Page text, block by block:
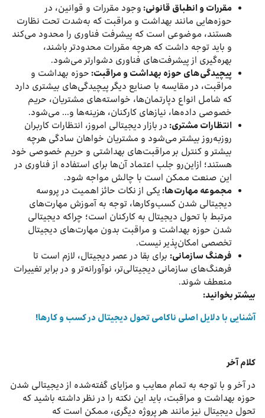
مقررات و انطباق قانونی: وجود مقررات و قوانین، در
حوزه‌هایی مانند بهداشت و مراقبت که به‌شدت تحت نظارت
هستند، موضوعی است که پیشرفت فناوری را محدود می‌کند
و باید توجه داشت که هرچه مقررات محدودتر باشند،
بهره‌گیری از پیشرفت‌های فناوری دشوارتر می‌شود.
پیچیدگی‌های حوزه بهداشت و مراقبت: حوزه بهداشت و
مراقبت، در مقایسه با صنایع دیگر پیچیدگی‌های بیشتری دارد
که شامل انواع دپارتمان‌ها، خواسته‌های مشتریان، حریم
خصوصی داده‌ها، نیازهای کارکنان، هزینه‌ها و… می‌شود.
انتظارات مشتری: در بازار دیجیتالی امروز، انتظارات کاربران
روزبه‌روز بیشتر می‌شود و مشتریان خواهان سادگی هرچه
بیشتر و کنترل بر مراقبت‌های بهداشتی و حریم خصوصی خود
هستند؛ ازاین‌رو جلب اعتماد آن‌ها برای استفاده از فناوری‌ در
این صنعت ممکن است با چالش مواجه شود.
مجموعه مهارت‌ها: یکی از نکات حائز اهمیت در پروسه
دیجیتالی شدن کسب‌وکارها، توجه به آموزش مهارت‌های
مرتبط با تحول دیجیتال به کارکنان است؛ چراکه دیجیتالی
شدن حوزه بهداشت و مراقبت بدون مهارت‌های دیجیتال
تخصصی امکان‌پذیر نیست.
فرهنگ سازمانی: برای بقا در عصر دیجیتال، لازم است تا
فرهنگ‌های سازمانی دیجیتالی‌تر، نوآورانه‌تر و در برابر تغییرات
منعطف شوند.
بیشتر بخوانید:
آشنایی با دلایل اصلی ناکامی تحول دیجیتال در کسب‌ و کارها!
کلام آخر
در آخر و با توجه به تمام معایب و مزایای گفته‌شده از دیجیتالی شدن
حوزه بهداشت و مراقبت، باید این نکته را در نظر داشته باشید که
تحول دیجیتال نیز مانند هر پروژه دیگری، ممکن است که